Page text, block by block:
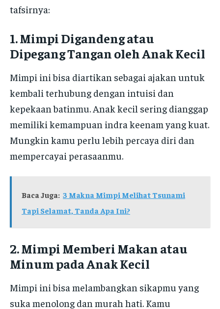
tafsirnya:
1. Mimpi Digandeng atau
Dipegang Tangan oleh Anak Kecil
Mimpi ini bisa diartikan sebagai ajakan untuk
kembali terhubung dengan intuisi dan
kepekaan batinmu. Anak kecil sering dianggap
memiliki kemampuan indra keenam yang kuat.
Mungkin kamu perlu lebih percaya diri dan
mempercayai perasaanmu.
Baca Juga: 3 Makna Mimpi Melihat Tsunami
Tapi Selamat, Tanda Apa Ini?
2. Mimpi Memberi Makan atau
Minum pada Anak Kecil
Mimpi ini bisa melambangkan sikapmu yang
suka menolong dan murah hati. Kamu